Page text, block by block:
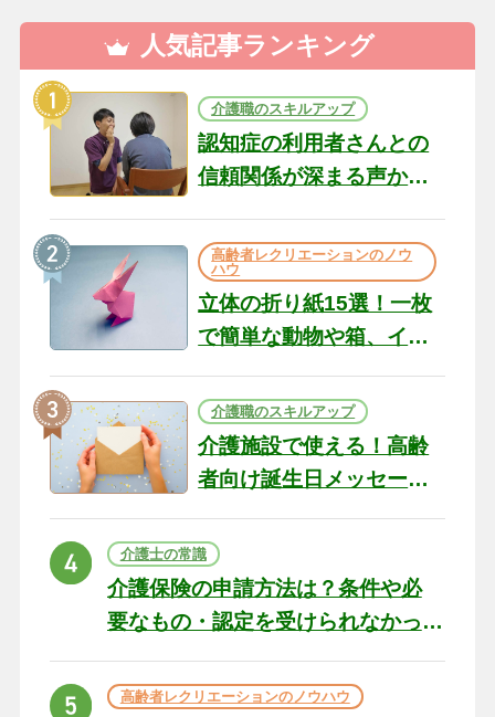
人気記事ランキング
介護職のスキルアップ
認知症の利用者さんとの
信頼関係が深まる声かけ
の現場から（22）
高齢者レクリエーションのノウ
ハウ
立体の折り紙15選！一枚
で簡単な動物や箱、イン
介護職のスキルアップ
介護施設で使える！高齢
者向け誕生日メッセージ
ト
介護士の常識
介護保険の申請方法は？条件や必
要なもの・認定を受けられなかっ
高齢者レクリエーションのノウハウ